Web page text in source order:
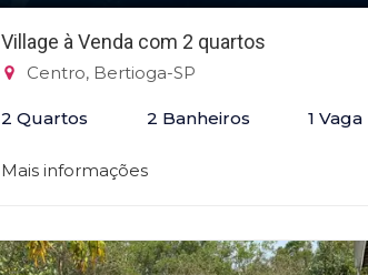
Village à Venda com 2 quartos
Centro, Bertioga-SP
2 Quartos 2 Banheiros 1 Vaga
Mais informações